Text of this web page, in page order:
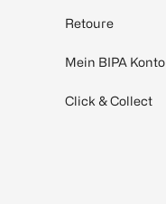
Retoure
Mein BIPA Konto
Click & Collect